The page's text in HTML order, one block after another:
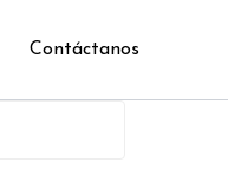
Contáctanos